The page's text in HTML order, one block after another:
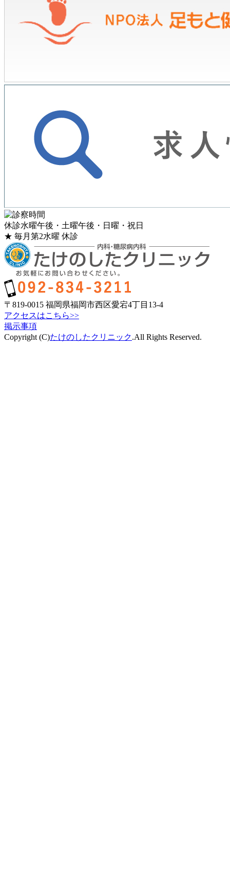
休診水曜午後・土曜午後・日曜・祝日
★ 毎月第2水曜 休診
〒819-0015 福岡県福岡市西区愛宕4丁目13-4
アクセスはこちら>>
掲示事項
Copyright (C)たけのしたクリニック.All Rights Reserved.